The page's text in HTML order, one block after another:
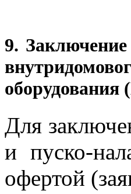
9.
Для
и пуско-
офертой